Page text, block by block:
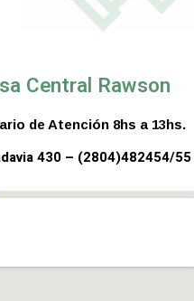
Central Rawson
de Atención 8hs a 13hs.
430 – (2804)482454/55